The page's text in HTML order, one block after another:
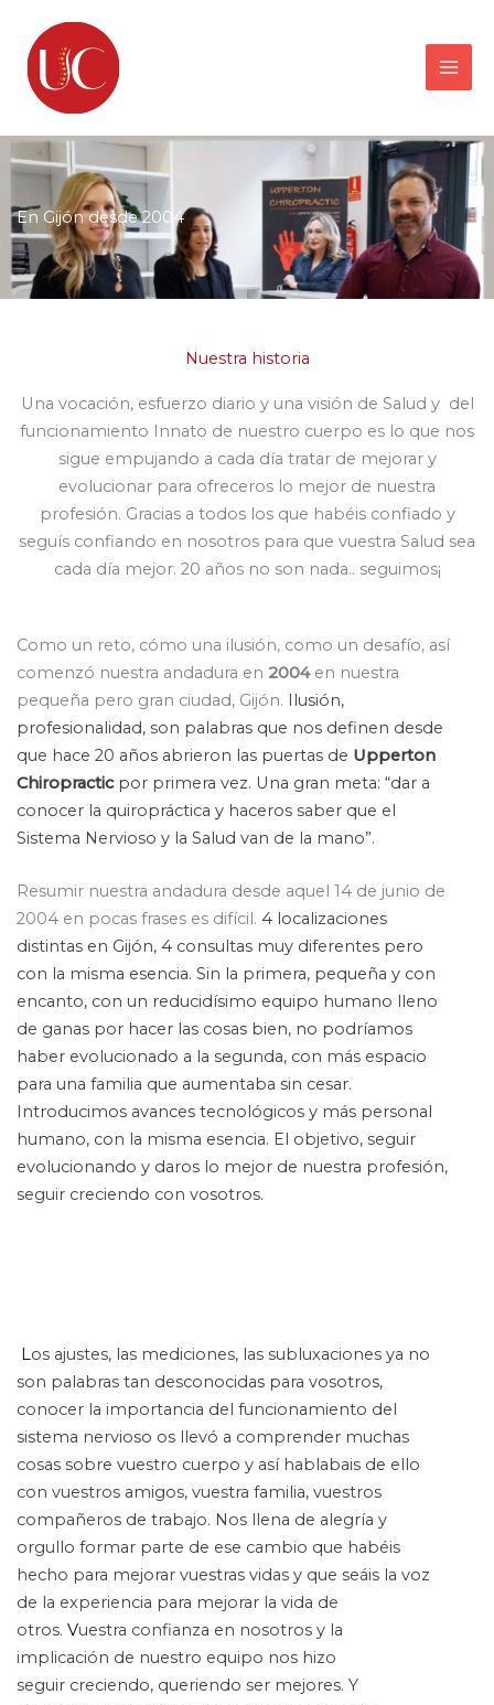
contenido
En Gijón desde 2004
Nuestra historia
Una vocación, esfuerzo diario y una visión de Salud y del
funcionamiento Innato de nuestro cuerpo es lo que nos
sigue empujando a cada día tratar de mejorar y
evolucionar para ofreceros lo mejor de nuestra
profesión. Gracias a todos los que habéis confiado y
seguís confiando en nosotros para que vuestra Salud sea
cada día mejor. 20 años no son nada.. seguimos¡
Como un reto, cómo una ilusión, como un desafío, así
comenzó nuestra andadura en 2004en nuestra
pequeña pero gran ciudad, Gijón. Ilusión,
profesionalidad, son palabras que nos definen desde
que hace 20 años abrieron las puertas de Upperton
Chiropractic por primera vez. Una gran meta: “dar a
conocer la quiropráctica y haceros saber que el
Sistema Nervioso y la Salud van de la mano”.
Resumir nuestra andadura desde aquel 14 de junio de
2004 en pocas frases es difícil. 4 localizaciones
distintas en Gijón, 4 consultas muy diferentes pero
con la misma esencia. Sin la primera, pequeña y con
encanto, con un reducidísimo equipo humano lleno
de ganas por hacer las cosas bien, no podríamos
haber evolucionado a la segunda, con más espacio
para una familia que aumentaba sin cesar.
Introducimos avances tecnológicos y más personal
humano, con la misma esencia. El objetivo, seguir
evolucionando y daros lo mejor de nuestra profesión,
seguir creciendo con vosotros.
Los ajustes, las mediciones, las subluxaciones ya no
son palabras tan desconocidas para vosotros,
conocer la importancia del funcionamiento del
sistema nervioso os llevó a comprender muchas
cosas sobre vuestro cuerpo y así hablabais de ello
con vuestros amigos, vuestra familia, vuestros
compañeros de trabajo. Nos llena de alegría y
orgullo formar parte de ese cambio que habéis
hecho para mejorar vuestras vidas y que seáis la voz
de la experiencia para mejorar la vida de
otros. Vuestra confianza en nosotros y la
implicación de nuestro equipo nos hizo
seguir creciendo, queriendo ser mejores. Y